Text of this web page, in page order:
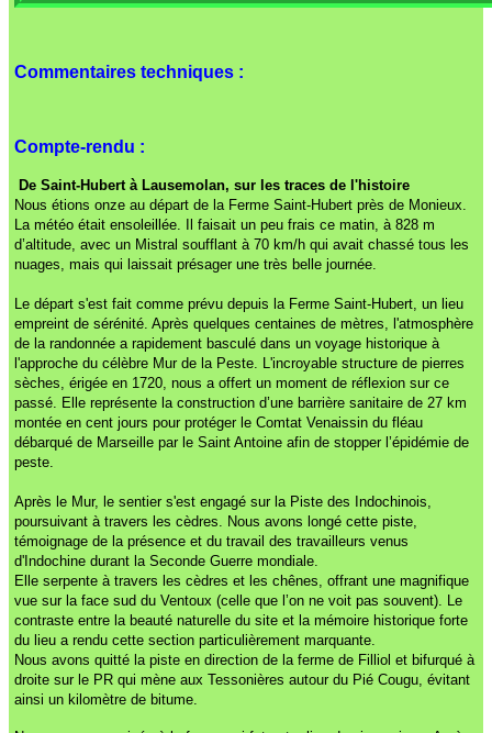
Commentaires techniques :
Compte-rendu :
De Saint-Hubert à Lausemolan, sur les traces de l'histoire
Nous étions onze au départ de la Ferme Saint-Hubert près de Monieux.
La météo était ensoleillée. Il faisait un peu frais ce matin, à 828 m
d’altitude, avec un Mistral soufflant à 70 km/h qui avait chassé tous les
nuages, mais qui laissait présager une très belle journée.
Le départ s'est fait comme prévu depuis la Ferme Saint-Hubert, un lieu
empreint de sérénité. Après quelques centaines de mètres, l'atmosphère
de la randonnée a rapidement basculé dans un voyage historique à
l'approche du célèbre Mur de la Peste. L'incroyable structure de pierres
sèches, érigée en 1720, nous a offert un moment de réflexion sur ce
passé. Elle représente la construction d’une barrière sanitaire de 27 km
montée en cent jours pour protéger le Comtat Venaissin du fléau
débarqué de Marseille par le Saint Antoine afin de stopper l’épidémie de
peste.
Après le Mur, le sentier s'est engagé sur la Piste des Indochinois,
poursuivant à travers les cèdres. Nous avons longé cette piste,
témoignage de la présence et du travail des travailleurs venus
d'Indochine durant la Seconde Guerre mondiale.
Elle serpente à travers les cèdres et les chênes, offrant une magnifique
vue sur la face sud du Ventoux (celle que l’on ne voit pas souvent). Le
contraste entre la beauté naturelle du site et la mémoire historique forte
du lieu a rendu cette section particulièrement marquante.
Nous avons quitté la piste en direction de la ferme de Filliol et bifurqué à
droite sur le PR qui mène aux Tessonières autour du Pié Cougu, évitant
ainsi un kilomètre de bitume.